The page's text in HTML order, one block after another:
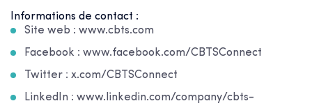
Informations de contact :
Site web : www.cbts.com
Facebook : www.facebook.com/CBTSConnect
Twitter : x.com/CBTSConnect
LinkedIn : www.linkedin.com/company/cbts-